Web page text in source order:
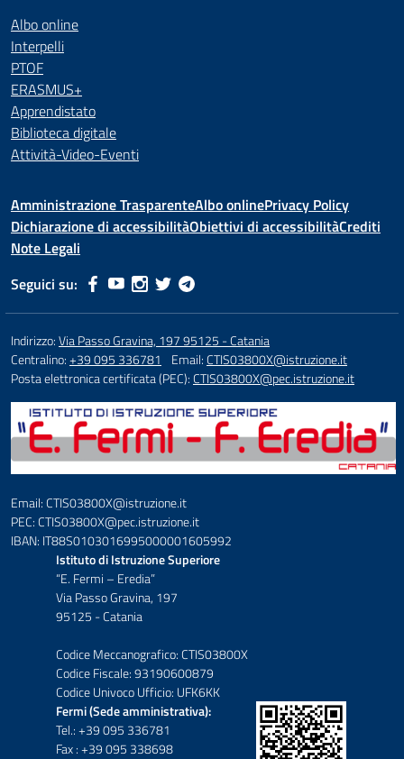
Albo online
Interpelli
PTOF
ERASMUS+
Apprendistato
Biblioteca digitale
Attività-Video-Eventi
Amministrazione TrasparenteAlbo onlinePrivacy Policy
Dichiarazione di accessibilitàObiettivi di accessibilitàCrediti
Note Legali
Seguici su:
Indirizzo:Via Passo Gravina, 197 95125 - Catania
Centralino:+39 095 336781 Email:CTIS03800X@istruzione.it
Posta elettronica certificata (PEC):CTIS03800X@pec.istruzione.it
Email: CTIS03800X@istruzione.it
PEC: CTIS03800X@pec.istruzione.it
IBAN: IT88S0103016995000001605992
Istituto di Istruzione Superiore
“E. Fermi – Eredia”
Via Passo Gravina, 197
95125 - Catania
Codice Meccanografico: CTIS03800X
Codice Fiscale: 93190600879
Codice Univoco Ufficio: UFK6KK
Fermi (Sede amministrativa):
Tel.: +39 095 336781
Fax : +39 095 338698